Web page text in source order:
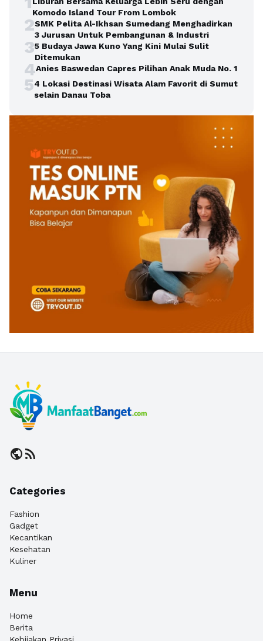
Komodo Island Tour From Lombok
2SMK Pelita Al-Ikhsan Sumedang Menghadirkan
3 Jurusan Untuk Pembangunan & Industri
35 Budaya Jawa Kuno Yang Kini Mulai Sulit
Ditemukan
4Anies Baswedan Capres Pilihan Anak Muda No. 1
54 Lokasi Destinasi Wisata Alam Favorit di Sumut
selain Danau Toba
publicrss_feed
Categories
Fashion
Gadget
Kecantikan
Kesehatan
Kuliner
Menu
Home
Berita